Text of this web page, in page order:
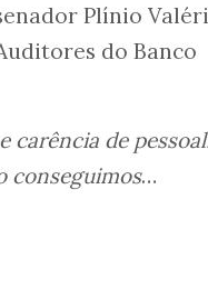
Plínio
do Banco
carência de
conseguimos…